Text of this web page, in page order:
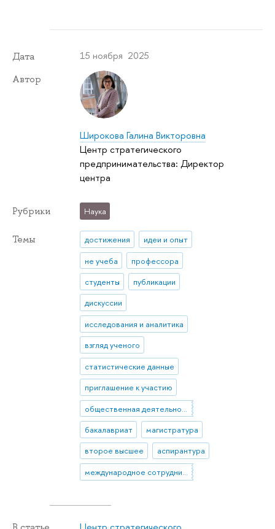
Дата 15 ноября 2025
Автор
Широкова Галина Викторовна
Центр стратегического
предпринимательства: Директор
центра
Рубрики Наука
Темы достижения
идеи и опыт
не учеба
профессора
студенты
публикации
дискуссии
исследования и аналитика
взгляд ученого
статистические данные
приглашение к участию
бакалавриат
магистратура
второе высшее
аспирантура
международное сотрудничество